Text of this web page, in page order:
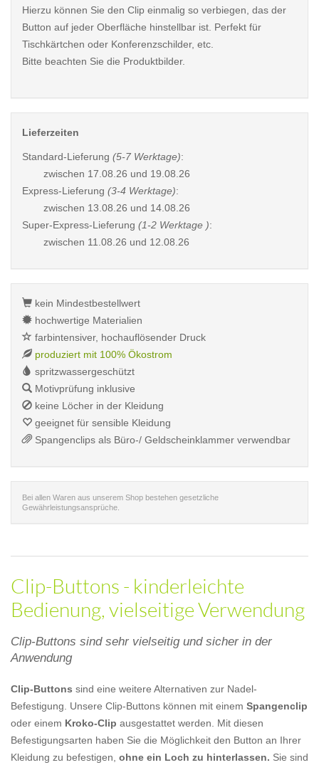
Hierzu können Sie den Clip einmalig so verbiegen, das der
Button auf jeder Oberfläche hinstellbar ist. Perfekt für
Tischkärtchen oder Konferenzschilder, etc.
Bitte beachten Sie die Produktbilder.
Lieferzeiten
Standard-Lieferung (5-7 Werktage):
zwischen 17.08.26 und 19.08.26
Express-Lieferung (3-4 Werktage):
zwischen 13.08.26 und 14.08.26
Super-Express-Lieferung (1-2 Werktage ):
zwischen 11.08.26 und 12.08.26
kein Mindestbestellwert
hochwertige Materialien
farbintensiver, hochauflösender Druck
produziert mit 100% Ökostrom
spritzwassergeschützt
Motivprüfung inklusive
keine Löcher in der Kleidung
geeignet für sensible Kleidung
Spangenclips als Büro-/ Geldscheinklammer verwendbar
Bei allen Waren aus unserem Shop bestehen gesetzliche
Gewährleistungsansprüche.
Clip-Buttons - kinderleichte
Bedienung, vielseitige Verwendung
Clip-Buttons sind sehr vielseitig und sicher in der
Anwendung
Clip-Buttons sind eine weitere Alternativen zur Nadel-
Befestigung. Unsere Clip-Buttons können mit einem Spangenclip
oder einem Kroko-Clip ausgestattet werden. Mit diesen
Befestigungsarten haben Sie die Möglichkeit den Button an Ihrer
Kleidung zu befestigen, ohne ein Loch zu hinterlassen. Sie sind